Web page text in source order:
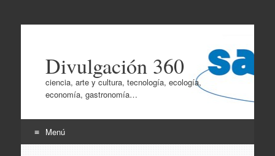
Divulgación 360
ciencia, arte y cultura, tecnología, ecología,
economía, gastronomía…
Menú